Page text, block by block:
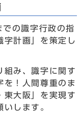
の識字行政の指
字計画」を策定し
組み、識字に関す
を！人間尊重のま
大阪」を実現す
します。